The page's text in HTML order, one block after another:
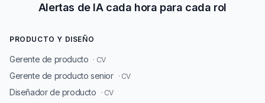
Alertas de IA cada hora para cada rol
PRODUCTO Y DISEÑO
Gerente de producto · CV
Gerente de producto senior · CV
Diseñador de producto · CV